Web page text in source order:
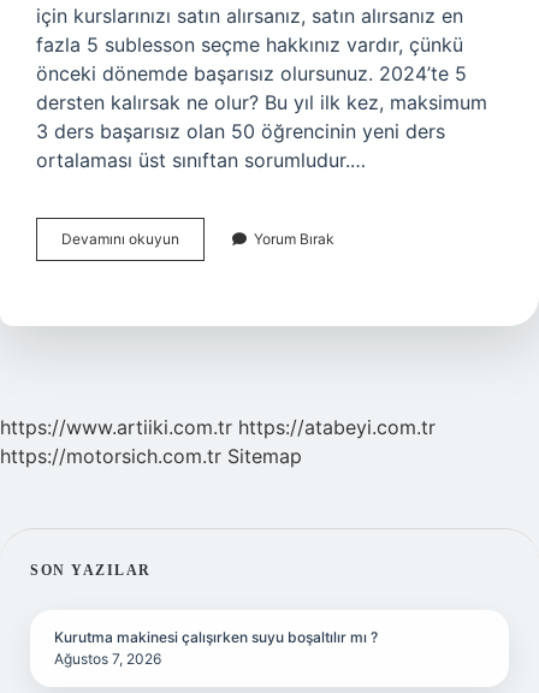
için kurslarınızı satın alırsanız, satın alırsanız en
fazla 5 sublesson seçme hakkınız vardır, çünkü
önceki dönemde başarısız olursunuz. 2024’te 5
dersten kalırsak ne olur? Bu yıl ilk kez, maksimum
3 ders başarısız olan 50 öğrencinin yeni ders
ortalaması üst sınıftan sorumludur.…
Devamını okuyun
Dersten
Mu
Yorum Bırak
https://www.artiiki.com.tr https://atabeyi.com.tr
https://motorsich.com.tr Sitemap
SIDEBAR
SON YAZILAR
Kurutma makinesi çalışırken suyu boşaltılır mı ?
Ağustos 7, 2026